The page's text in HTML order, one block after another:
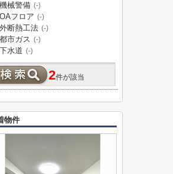
機械警備 (-)
OAフロア (-)
外断熱工法 (-)
都市ガス (-)
下水道 (-)
2件が該当
物件